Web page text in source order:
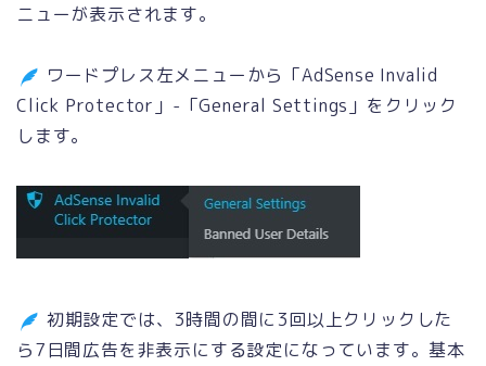
ニューが表示されます。
ワードプレス左メニューから「AdSense Invalid
Click Protector」-「General Settings」をクリック
します。
初期設定では、3時間の間に3回以上クリックした
ら7日間広告を非表示にする設定になっています。基本